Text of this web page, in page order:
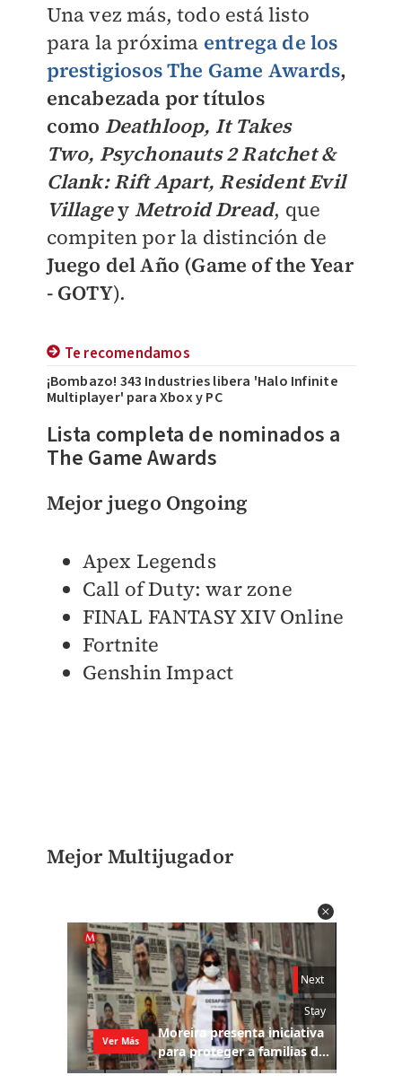
Una vez más, todo está listo
para la próxima entrega de los
prestigiosos The Game Awards,
encabezada por títulos
como Deathloop, It Takes
Two, Psychonauts 2Ratchet &
Clank: Rift Apart, Resident Evil
Villagey Metroid Dread, que
compiten por la distinción de
Juego del Año (Game of the Year
- GOTY).
Te recomendamos
¡Bombazo! 343 Industries libera 'Halo Infinite
Multiplayer' para Xbox y PC
Lista completa de nominados a
The Game Awards
Mejor juego Ongoing
Apex Legends
Call of Duty: war zone
FINAL FANTASY XIV Online
Fortnite
Genshin Impact
Mejor Multijugador